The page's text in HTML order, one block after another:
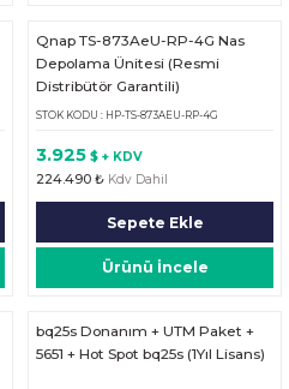
Qnap TS-873AeU-RP-4G Nas
Depolama Ünitesi (Resmi
Distribütör Garantili)
STOK KODU : HP-TS-873AEU-RP-4G
3.925 $ + KDV
224.490 ₺ Kdv Dahil
Sepete Ekle
Ürünü İncele
bq25s Donanım + UTM Paket +
5651 + Hot Spot bq25s (1Yıl Lisans)